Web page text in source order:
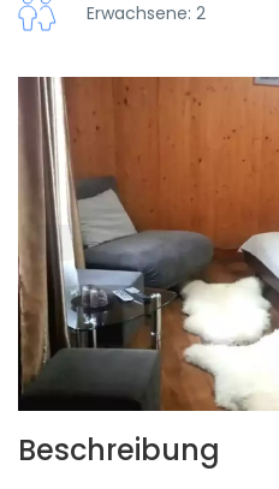
Erwachsene: 2
Beschreibung